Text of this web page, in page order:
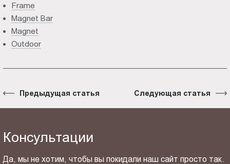
Frame
Magnet Bar
Magnet
Outdoor
Предыдущая статья Следующая статья
Консультации
Да, мы не хотим, чтобы вы покидали наш сайт просто так.